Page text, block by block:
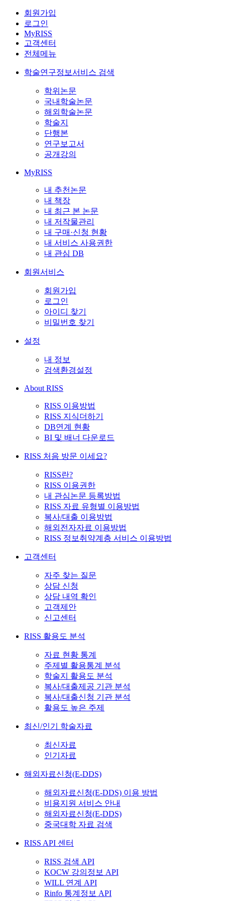
회원가입
로그인
MyRISS
고객센터
전체메뉴
학술연구정보서비스 검색
학위논문
국내학술논문
해외학술논문
학술지
단행본
연구보고서
공개강의
MyRISS
내 추천논문
내 책장
내 최근 본 논문
내 저작물관리
내 구매·신청 현황
내 서비스 사용권한
내 관심 DB
회원서비스
회원가입
로그인
아이디 찾기
비밀번호 찾기
설정
내 정보
검색환경설정
About RISS
RISS 이용방법
RISS 지식더하기
DB연계 현황
BI 및 배너 다운로드
RISS 처음 방문 이세요?
RISS란?
RISS 이용권한
내 관심논문 등록방법
RISS 자료 유형별 이용방법
복사/대출 이용방법
해외전자자료 이용방법
RISS 정보취약계층 서비스 이용방법
고객센터
자주 찾는 질문
상담 신청
상담 내역 확인
고객제안
신고센터
RISS 활용도 분석
자료 현황 통계
주제별 활용통계 분석
학술지 활용도 분석
복사/대출제공 기관 분석
복사/대출신청 기관 분석
활용도 높은 주제
최신/인기 학술자료
최신자료
인기자료
해외자료신청(E-DDS)
해외자료신청(E-DDS) 이용 방법
비용지원 서비스 안내
해외자료신청(E-DDS)
중국대학 자료 검색
RISS API 센터
RISS 검색 API
KOCW 강의정보 API
WILL 연계 API
Rinfo 통계정보 API